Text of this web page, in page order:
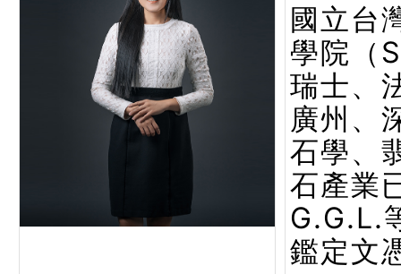
國立台
學院（
瑞士、
廣州、
石學、
石產業
G.G.L.
鑑定文